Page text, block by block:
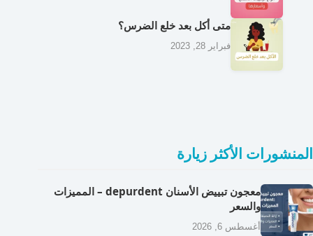
متى أكل بعد خلع الضرس؟
فبراير 28, 2023
المنشورات الأكثر زيارة
معجون تبييض الأسنان depurdent – المميزات
والسعر
أغسطس 6, 2026